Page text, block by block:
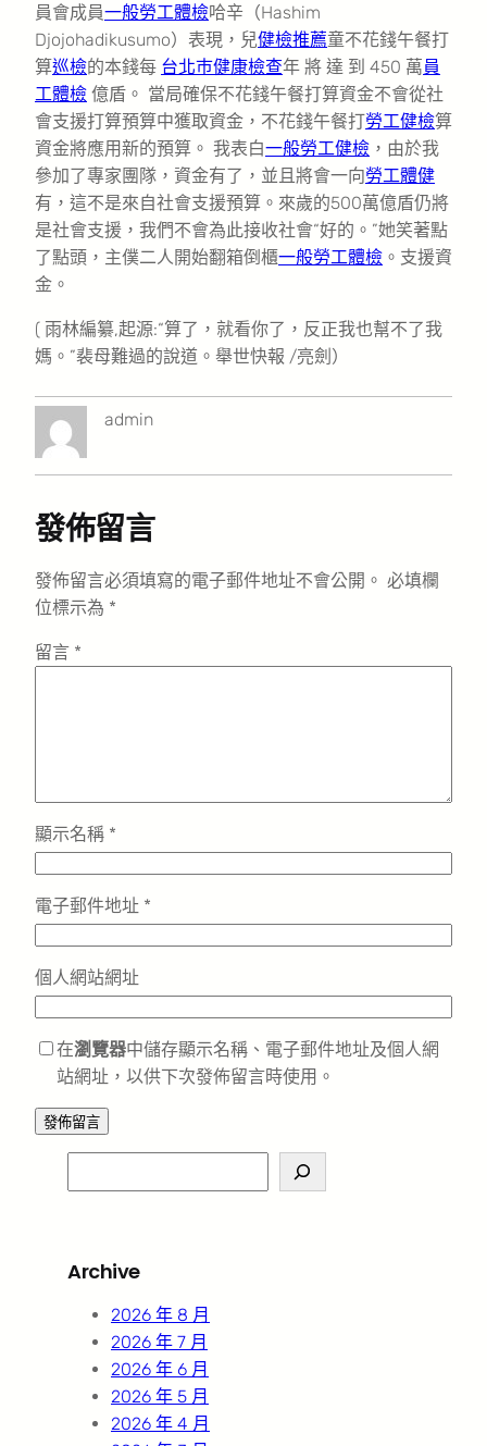
員會成員一般勞工體檢哈辛（Hashim
Djojohadikusumo）表現，兒健檢推薦童不花錢午餐打
算巡檢的本錢每 台北巿健康檢查年 將 達 到 450 萬員
工體檢 億盾。 當局確保不花錢午餐打算資金不會從社
會支援打算預算中獲取資金，不花錢午餐打勞工健檢算
資金將應用新的預算。 我表白一般勞工健檢 ，由於我
參加了專家團隊，資金有了，並且將會一向勞工體健
有，這不是來自社會支援預算。來歲的500萬億盾仍將
是社會支援，我們不會為此接收社會“好的。”她笑著點
了點頭，主僕二人開始翻箱倒櫃一般勞工體檢 。支援資
金。
( 雨林編纂,起源:“算了，就看你了，反正我也幫不了我
媽。”裴母難過的說道。舉世快報 /亮劍）
admin
發佈留言
發佈留言必須填寫的電子郵件地址不會公開。 必填欄
位標示為 *
留言 *
顯示名稱 *
電子郵件地址 *
個人網站網址
在瀏覽器中儲存顯示名稱、電子郵件地址及個人網
站網址，以供下次發佈留言時使用。
e
c
Archive
2026 年 8 月
2026 年 7 月
2026 年 6 月
2026 年 5 月
2026 年 4 月